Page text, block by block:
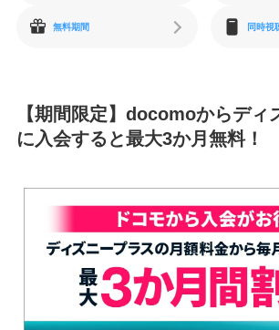
無料期間 同時視
【期間限定】docomoからディ
に入会すると最大3か月無料！